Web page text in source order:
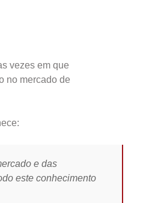
vezes em que
no mercado de
e das
este conhecimento